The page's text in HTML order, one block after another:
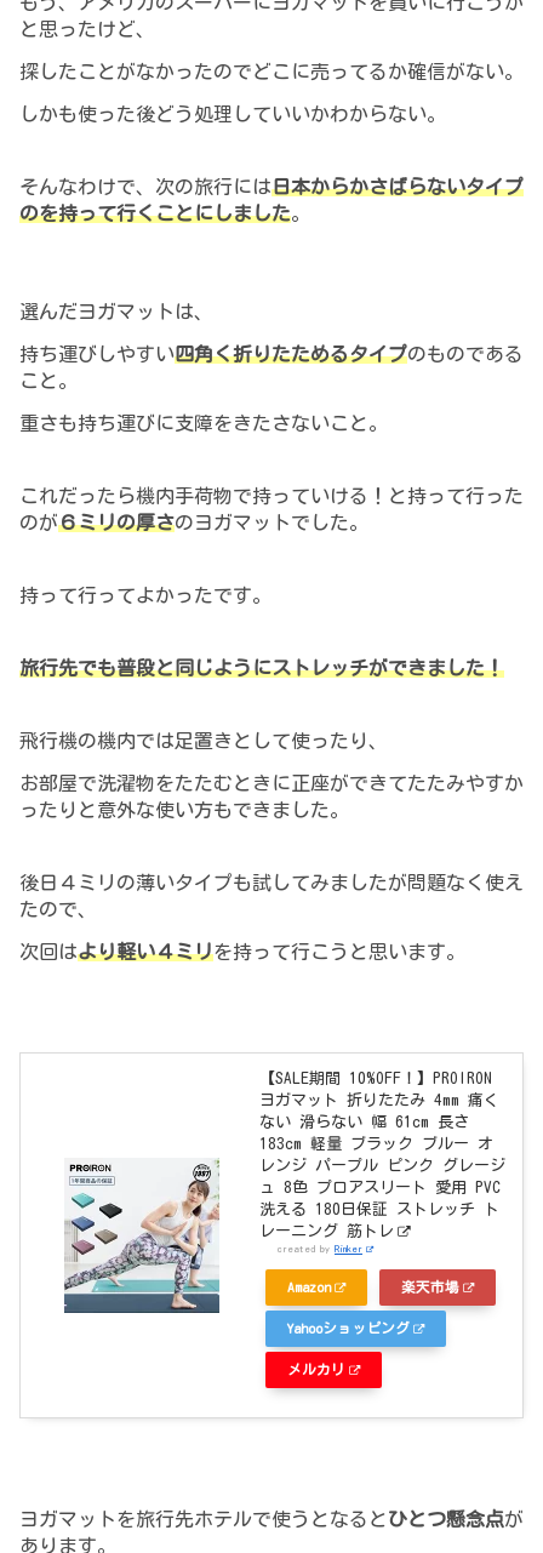
と思ったけど、
探したことがなかったのでどこに売ってるか確信がない。
しかも使った後どう処理していいかわからない。
そんなわけで、次の旅行には日本からかさばらないタイプ
のを持って行くことにしました。
選んだヨガマットは、
持ち運びしやすい四角く折りたためるタイプのものである
こと。
重さも持ち運びに支障をきたさないこと。
これだったら機内手荷物で持っていける！と 持って行った
のが６ミリの厚さのヨガマットでした。
持って行ってよかったです。
旅行先でも普段と同じようにストレッチができました！
飛行機の機内では足置きとして使ったり、
お部屋で洗濯物をたたむときに正座ができてたたみやすか
ったりと意外な使い方もできました。
後日４ミリの薄いタイプも試してみましたが問題なく使え
たので、
次回はより軽い４ミリを持って行こうと思います。
【SALE期間 10%OFF！】PROIRON
ヨガマット 折りたたみ 4mm 痛く
ない 滑らない 幅 61cm 長さ
183cm 軽量 ブラック ブルー オ
レンジ パープル ピンク グレージ
ュ 8色 プロアスリート 愛用 PVC
洗える 180日保証 ストレッチ ト
レーニング 筋トレ
created by Rinker
Amazon 楽天市場
Yahooショッピング
メルカリ
ヨガマットを旅行先ホテルで使うとなると ひとつ懸念点が
あります。